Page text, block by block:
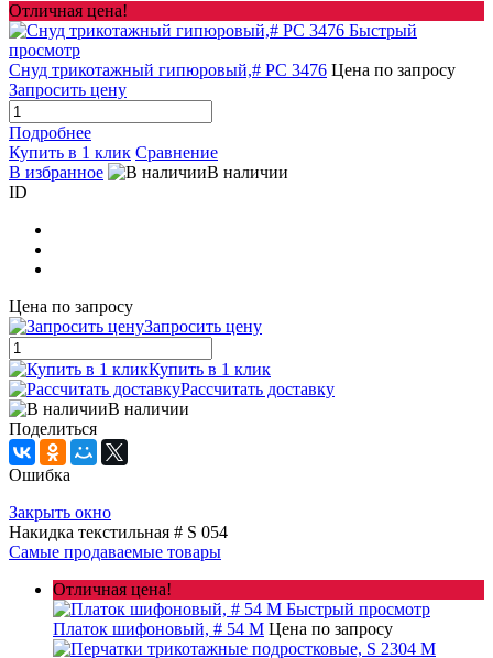
Отличная цена!
Быстрый
просмотр
Снуд трикотажный гипюровый,# PC 3476 Цена по запросу
Запросить цену
Подробнее
Купить в 1 клик Сравнение
В избранное
В наличии
ID
Цена по запросу
Запросить цену
Купить в 1 клик
Рассчитать доставку
В наличии
Поделиться
Ошибка
Закрыть окно
Накидка текстильная # S 054
Самые продаваемые товары
Отличная цена!
Быстрый просмотр
Платок шифоновый, # 54 M Цена по запросу